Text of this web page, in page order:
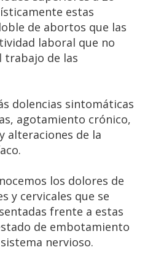
estas
de abortos que las
laboral que no
trabajo de las
dolencias sintomáticas
agotamiento crónico,
alteraciones de la
los dolores de
y cervicales que se
frente a estas
de embotamiento
nervioso.